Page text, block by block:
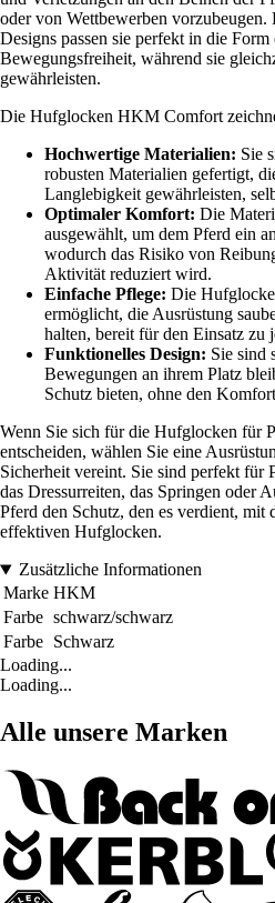
oder von Wettbewerben vorzubeugen.
Designs passen sie perfekt in die
Bewegungsfreiheit, während sie
gewährleisten.
Die Hufglocken HKM Comfort
Hochwertige Materialien: Sie
robusten Materialien gefertigt,
Langlebigkeit gewährleisten,
Optimaler Komfort: Die
ausgewählt, um dem Pferd ein
wodurch das Risiko von
Aktivität reduziert wird.
Einfache Pflege: Die
ermöglicht, die Ausrüstung
halten, bereit für den Einsatz zu
Funktionelles Design: Sie sind
Bewegungen an ihrem Platz
Schutz bieten, ohne den
Wenn Sie sich für die Hufglocken für
entscheiden, wählen Sie eine
Sicherheit vereint. Sie sind perfekt für
das Dressurreiten, das Springen oder
Pferd den Schutz, den es verdient, mit
effektiven Hufglocken.
Zusätzliche Informationen
Marke HKM
Farbe schwarz/schwarz
Farbe Schwarz
Loading...
Loading...
Alle unsere Marken